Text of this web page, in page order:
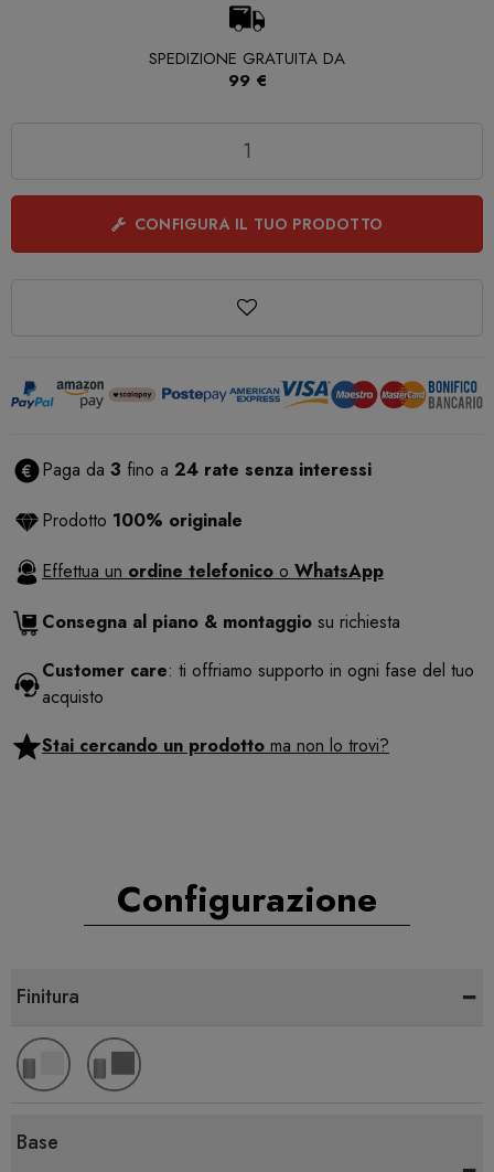
SPEDIZIONE GRATUITA DA
99 €
CONFIGURA IL TUO PRODOTTO
Paga da 3 fino a 24 rate senza interessi
Prodotto 100% originale
Effettua un ordine telefonico o WhatsApp
Consegna al piano & montaggio su richiesta
Customer care: ti offriamo supporto in ogni fase del tuo
acquisto
Stai cercando un prodotto ma non lo trovi?
Configurazione
Finitura -
Base